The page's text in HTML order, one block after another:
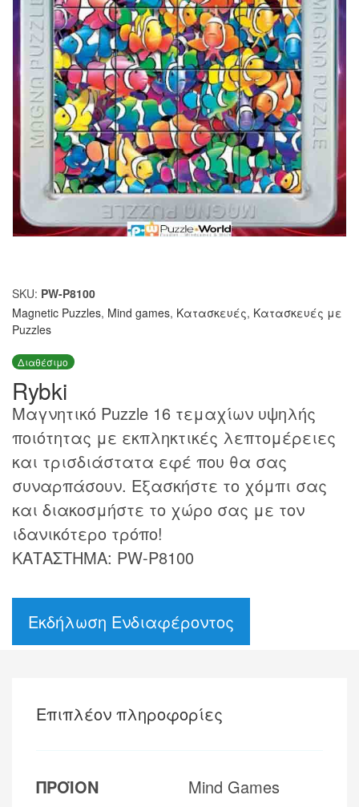
SKU: PW-P8100
Magnetic Puzzles, Mind games, Κατασκευές, Κατασκευές με
Puzzles
Διαθέσιμο
Rybki
Μαγνητικό Puzzle 16 τεμαχίων υψηλής
ποιότητας με εκπληκτικές λεπτομέρειες
και τρισδιάστατα εφέ που θα σας
συναρπάσουν. Εξασκήστε το χόμπι σας
και διακοσμήστε το χώρο σας με τον
ιδανικότερο τρόπο!
ΚΑΤΑΣΤΗΜΑ: PW-P8100
Εκδήλωση Ενδιαφέροντος
Επιπλέον πληροφορίες
ΠΡΟΪΟΝ
Mind Games